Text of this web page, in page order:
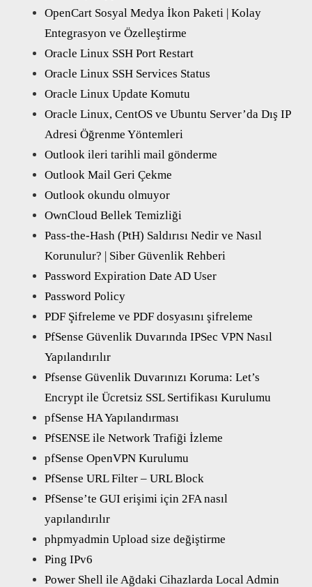
OpenCart Sosyal Medya İkon Paketi | Kolay
Entegrasyon ve Özelleştirme
Oracle Linux SSH Port Restart
Oracle Linux SSH Services Status
Oracle Linux Update Komutu
Oracle Linux, CentOS ve Ubuntu Server’da Dış IP
Adresi Öğrenme Yöntemleri
Outlook ileri tarihli mail gönderme
Outlook Mail Geri Çekme
Outlook okundu olmuyor
OwnCloud Bellek Temizliği
Pass-the-Hash (PtH) Saldırısı Nedir ve Nasıl
Korunulur? | Siber Güvenlik Rehberi
Password Expiration Date AD User
Password Policy
PDF Şifreleme ve PDF dosyasını şifreleme
PfSense Güvenlik Duvarında IPSec VPN Nasıl
Yapılandırılır
Pfsense Güvenlik Duvarınızı Koruma: Let’s
Encrypt ile Ücretsiz SSL Sertifikası Kurulumu
pfSense HA Yapılandırması
PfSENSE ile Network Trafiği İzleme
pfSense OpenVPN Kurulumu
PfSense URL Filter – URL Block
PfSense’te GUI erişimi için 2FA nasıl
yapılandırılır
phpmyadmin Upload size değiştirme
Ping IPv6
Power Shell ile Ağdaki Cihazlarda Local Admin